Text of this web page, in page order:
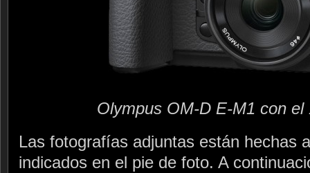
Olympus OM-D E-M1 con el
Las fotografías adjuntas están hechas
indicados en el pie de foto. A